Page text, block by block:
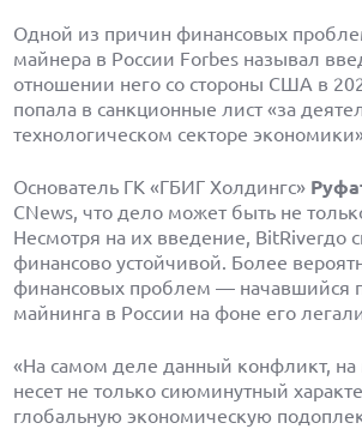
Одной из причин финансовых
майнера в России Forbes называл
отношении него со стороны США в
попала в санкционные лист «за
технологическом секторе
Основатель ГК «ГБИГ Холдингс»
CNews, что дело может быть не
Несмотря на их введение, BitRiverдо
финансово устойчивой. Более
финансовых проблем — начавшийся
майнинга в России на фоне его
«На самом деле данный конфликт, на
несет не только сиюминутный
глобальную экономическую